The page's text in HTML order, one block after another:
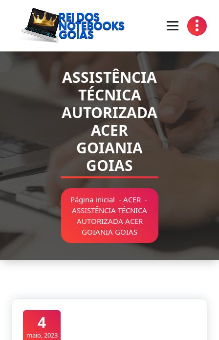
conteúdo
ASSISTÊNCIA
TÉCNICA
AUTORIZADA
ACER
GOIANIA
GOIAS
Página inicial - ACER-
ASSISTÊNCIA TÉCNICA
AUTORIZADA ACER
GOIANIA GOIAS
4
maio, 2023